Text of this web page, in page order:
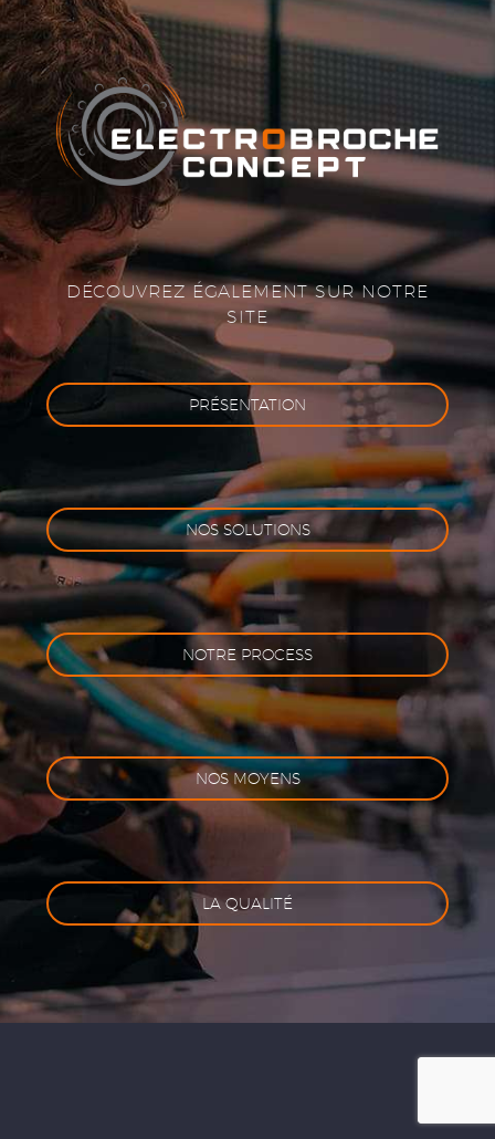
DÉCOUVREZ ÉGALEMENT SUR NOTRE
SITE
PRÉSENTATION
NOS SOLUTIONS
NOTRE PROCESS
NOS MOYENS
LA QUALITÉ